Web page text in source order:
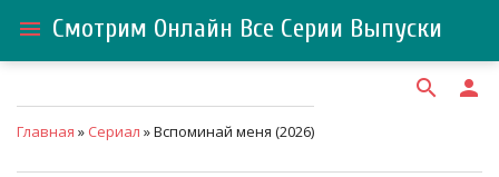
menu Смотрим Онлайн Все Серии Выпуски
search person
Главная » Сериал » Вспоминай меня (2026)